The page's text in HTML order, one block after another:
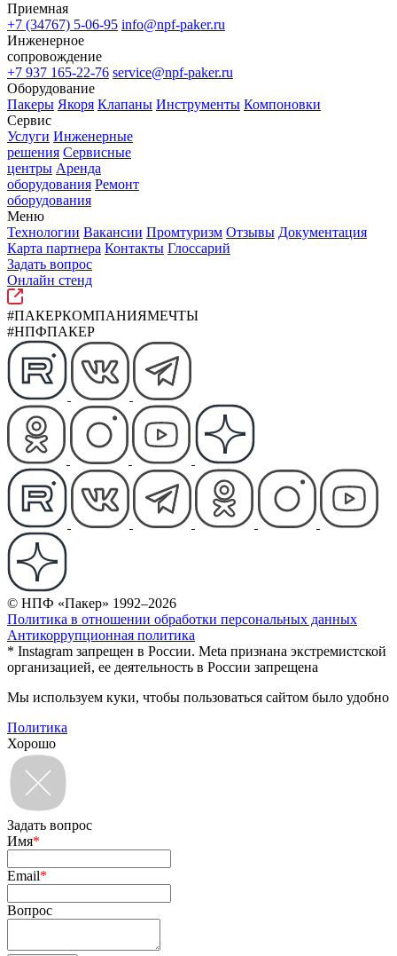
Приемная
+7 (34767) 5-06-95 info@npf-paker.ru
Инженерное
сопровождение
+7 937 165-22-76 service@npf-paker.ru
Оборудование
Пакеры Якоря Клапаны Инструменты Компоновки
Сервис
Услуги Инженерные
решения Сервисные
центры Аренда
оборудования Ремонт
оборудования
Меню
Технологии Вакансии Промтуризм Отзывы Документация
Карта партнера Контакты Глоссарий
Задать вопрос
Онлайн стенд
#ПАКЕРКОМПАНИЯМЕЧТЫ
#НПФПАКЕР
© НПФ «Пакер» 1992–2026
Политика в отношении обработки персональных данных
Антикоррупционная политика
* Instagram запрещен в России. Meta признана экстремистской
организацией, ее деятельность в России запрещена
Мы используем куки, чтобы пользоваться сайтом было удобно
Политика
Хорошо
Задать вопрос
Имя*
Email*
Вопрос